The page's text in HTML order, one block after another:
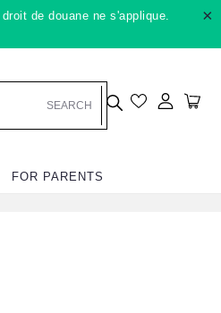
de douane ne s'applique.
×
Se
FOR PARENTS